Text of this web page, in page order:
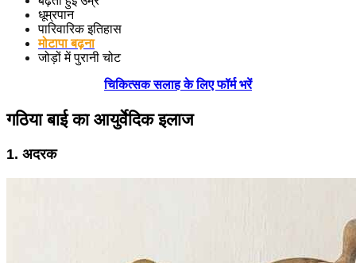
धूम्रपान
पारिवारिक इतिहास
मोटापा बढ़ना
जोड़ों में पुरानी चोट
चिकित्सक सलाह के लिए फॉर्म भरें
गठिया बाई का आयुर्वेदिक इलाज
1. अदरक